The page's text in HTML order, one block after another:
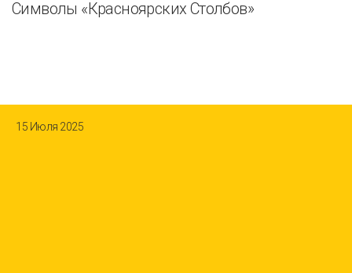
Символы «Красноярских Столбов»
15 Июля 2025